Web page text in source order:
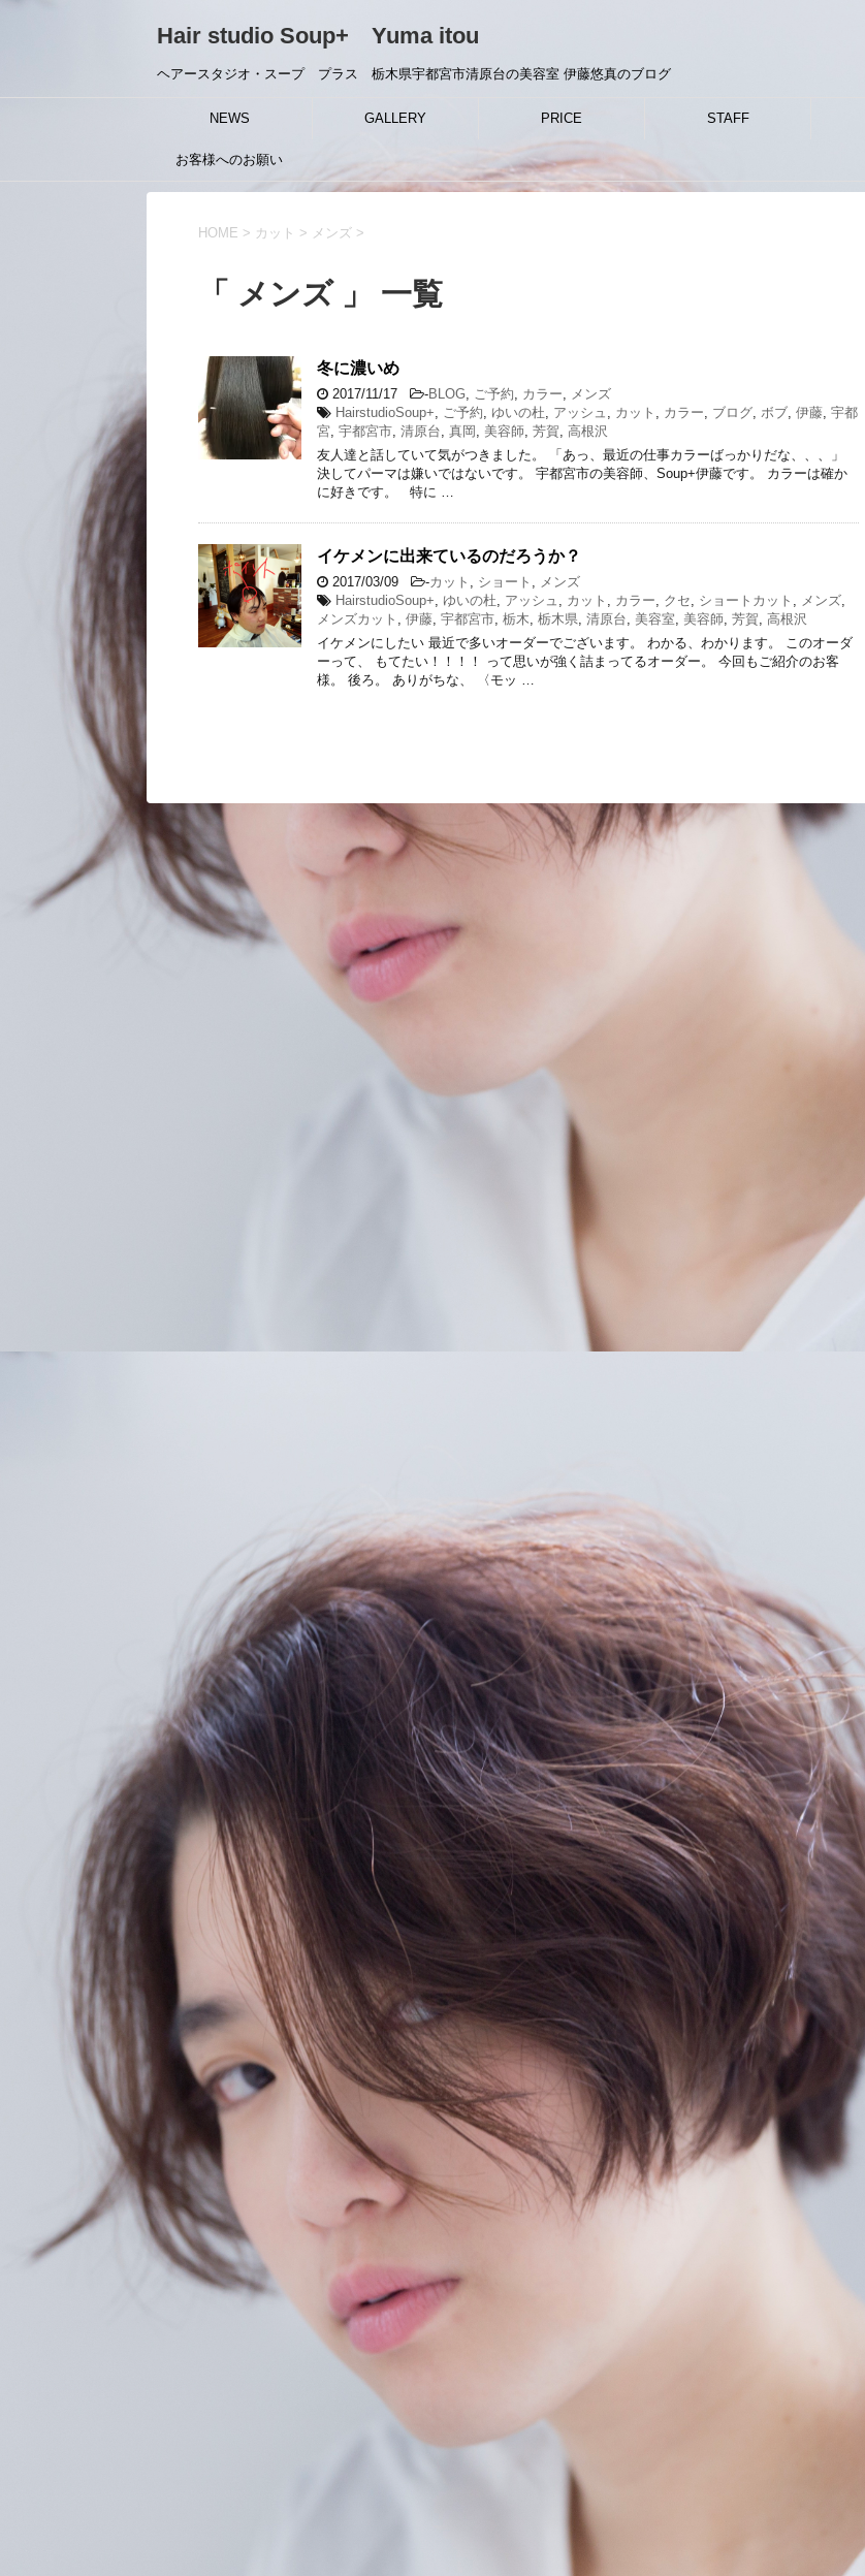
Hair studio Soup+ Yuma itou
ヘアースタジオ・スープ プラス 栃木県宇都宮市清原台の美容室 伊藤悠真のブログ
NEWS GALLERY PRICE STAFF
お客様へのお願い
HOME > カット > メンズ >
「 メンズ 」 一覧
冬に濃いめ
2017/11/17 -BLOG, ご予約, カラー, メンズ
HairstudioSoup+, ご予約, ゆいの杜, アッシュ , カット , カラー, ブログ, ボブ, 伊藤, 宇都
宮, 宇都宮市, 清原台, 真岡 , 美容師, 芳賀, 高根沢
友人達と話していて気がつきました。 「あっ、最近の仕事カラーばっかりだな、、、」
決してパーマは嫌いではないです。 宇都宮市の美容師、Soup+伊藤です。 カラーは確か
に好きです。 特に …
イケメンに出来ているのだろうか？
2017/03/09 -カット , ショート , メンズ
HairstudioSoup+, ゆいの杜, アッシュ , カット , カラー, クセ, ショートカット , メンズ,
メンズカット , 伊藤, 宇都宮市, 栃木, 栃木県, 清原台, 美容室, 美容師, 芳賀, 高根沢
イケメンにしたい 最近で多いオーダーでございます。 わかる、わかります。 このオーダ
ーって、 もてたい！！！！ って思いが強く詰まってるオーダー。 今回もご紹介のお客
様。 後ろ。 ありがちな、 〈モッ …